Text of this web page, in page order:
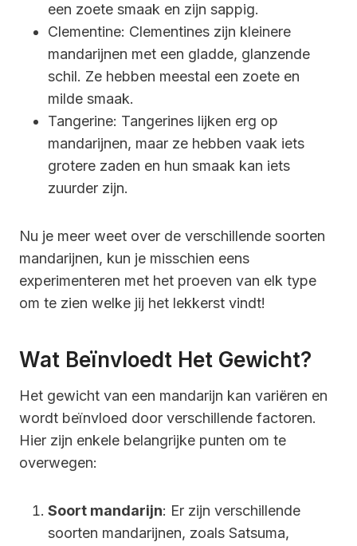
een zoete smaak en zijn sappig.
Clementine: Clementines zijn kleinere
mandarijnen met een gladde, glanzende
schil. Ze hebben meestal een zoete en
milde smaak.
Tangerine: Tangerines lijken erg op
mandarijnen, maar ze hebben vaak iets
grotere zaden en hun smaak kan iets
zuurder zijn.
Nu je meer weet over de verschillende soorten
mandarijnen, kun je misschien eens
experimenteren met het proeven van elk type
om te zien welke jij het lekkerst vindt!
Wat Beïnvloedt Het Gewicht?
Het gewicht van een mandarijn kan variëren en
wordt beïnvloed door verschillende factoren.
Hier zijn enkele belangrijke punten om te
overwegen:
Soort mandarijn: Er zijn verschillende
soorten mandarijnen, zoals Satsuma,